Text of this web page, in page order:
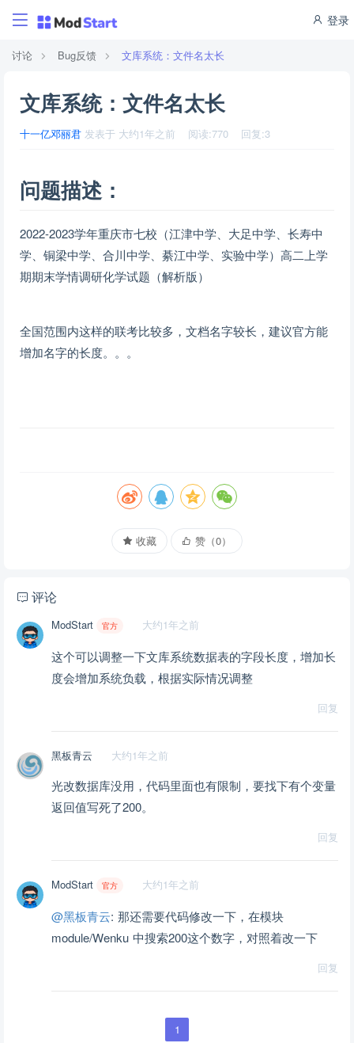
登录
讨论 Bug反馈 文库系统：文件名太长
文库系统：文件名太长
十一亿邓丽君 发表于 大约1年之前 阅读:770 回复:3
问题描述：
2022-2023学年重庆市七校（江津中学、大足中学、长寿中
学、铜梁中学、合川中学、綦江中学、实验中学）高二上学
期期末学情调研化学试题（解析版）
全国范围内这样的联考比较多，文档名字较长，建议官方能
增加名字的长度。。。
收藏 赞（0）
评论
ModStart 官方 大约1年之前
这个可以调整一下文库系统数据表的字段长度，增加长
度会增加系统负载，根据实际情况调整
回复
黑板青云 大约1年之前
光改数据库没用，代码里面也有限制，要找下有个变量
返回值写死了200。
回复
ModStart 官方 大约1年之前
@黑板青云: 那还需要代码修改一下，在模块
module/Wenku 中搜索200这个数字，对照着改一下
回复
1